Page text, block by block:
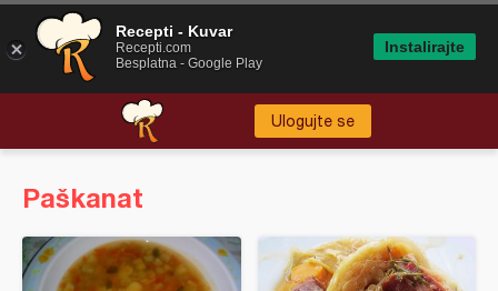
Ulogujte se
Paškanat
Recepti - Kuvar
Recepti.com
Besplatna - Google Play
Instalirajte